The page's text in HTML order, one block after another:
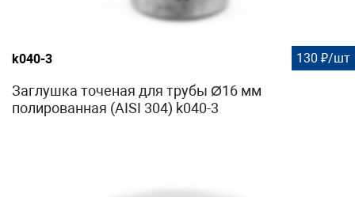
k040-3 130 ₽/шт
Заглушка точеная для трубы Ø16 мм
полированная (AISI 304) k040-3